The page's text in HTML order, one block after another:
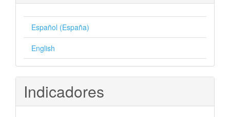
Español (España)
English
Indicadores